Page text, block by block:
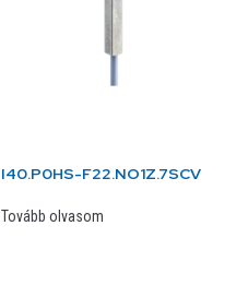
I40.P0HS-F22.NO1Z.7SCV
Tovább olvasom